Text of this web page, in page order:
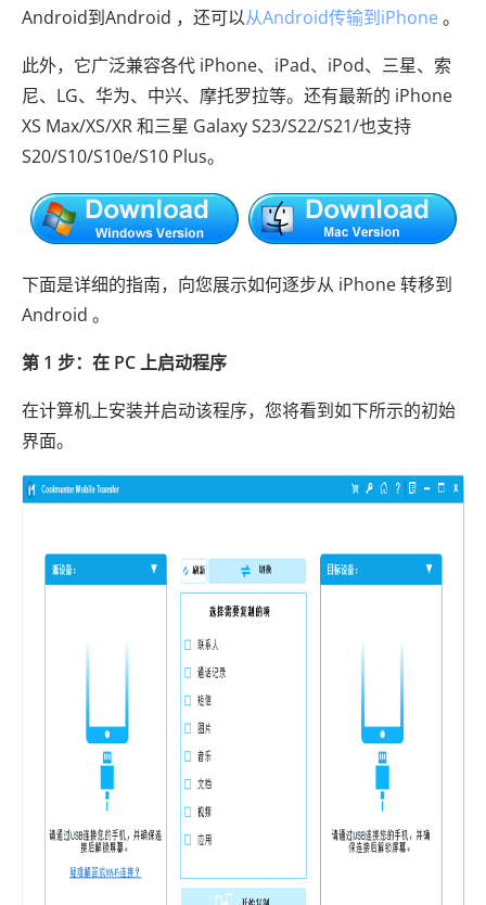
Android到Android ，还可以从Android传输到iPhone 。
此外，它广泛兼容各代 iPhone、iPad、iPod、三星、索
尼、LG、华为、中兴、摩托罗拉等。还有最新的 iPhone
XS Max/XS/XR 和三星 Galaxy S23/S22/S21/也支持
S20/S10/S10e/S10 Plus。
下面是详细的指南，向您展示如何逐步从 iPhone 转移到
Android 。
第 1 步：在 PC 上启动程序
在计算机上安装并启动该程序，您将看到如下所示的初始
界面。